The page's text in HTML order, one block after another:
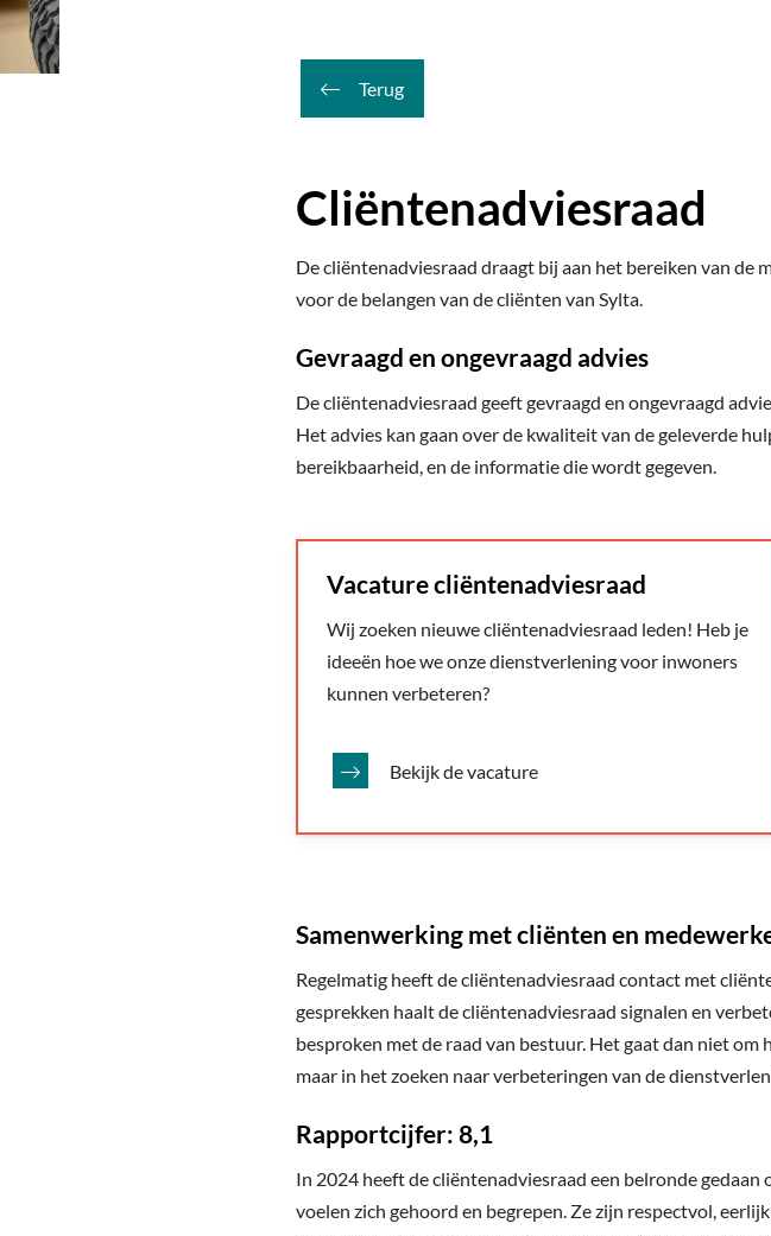
Terug
Cliëntenadviesraad
De cliëntenadviesraad draagt bij aan het bereiken van de
voor de belangen van de cliënten van Sylta.
Gevraagd en ongevraagd advies
De cliëntenadviesraad geeft gevraagd en ongevraagd
Het advies kan gaan over de kwaliteit van de geleverde
bereikbaarheid, en de informatie die wordt gegeven.
Vacature cliëntenadviesraad
Wij zoeken nieuwe cliëntenadviesraad leden! Heb je
ideeën hoe we onze dienstverlening voor inwoners
kunnen verbeteren?
Bekijk de vacature
Samenwerking met cliënten en
Regelmatig heeft de cliëntenadviesraad contact met
gesprekken haalt de cliëntenadviesraad signalen en
besproken met de raad van bestuur. Het gaat dan niet
maar in het zoeken naar verbeteringen van de
Rapportcijfer: 8,1
In 2024 heeft de cliëntenadviesraad een belronde
voelen zich gehoord en begrepen. Ze zijn respectvol,